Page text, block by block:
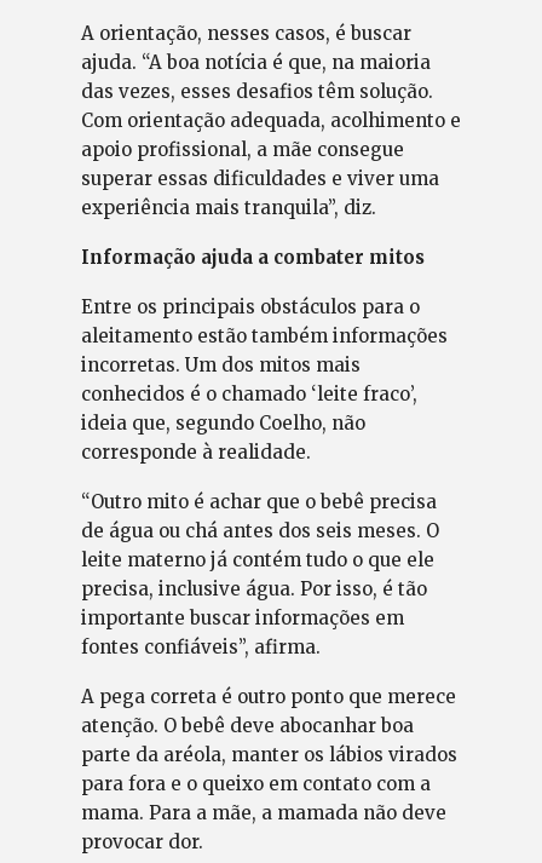
A orientação, nesses casos, é buscar
ajuda. “A boa notícia é que, na maioria
das vezes, esses desafios têm solução.
Com orientação adequada, acolhimento e
apoio profissional, a mãe consegue
superar essas dificuldades e viver uma
experiência mais tranquila”, diz.
Informação ajuda a combater mitos
Entre os principais obstáculos para o
aleitamento estão também informações
incorretas. Um dos mitos mais
conhecidos é o chamado ‘leite fraco’,
ideia que, segundo Coelho, não
corresponde à realidade.
“Outro mito é achar que o bebê precisa
de água ou chá antes dos seis meses. O
leite materno já contém tudo o que ele
precisa, inclusive água. Por isso, é tão
importante buscar informações em
fontes confiáveis”, afirma.
A pega correta é outro ponto que merece
atenção. O bebê deve abocanhar boa
parte da aréola, manter os lábios virados
para fora e o queixo em contato com a
mama. Para a mãe, a mamada não deve
provocar dor.